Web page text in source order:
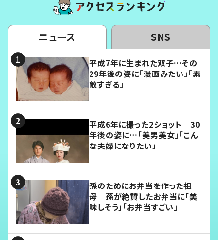
ニュース SNS
平成7年に生まれた双子…その
29年後の姿に「漫画みたい」「素
敵すぎる」
平成6年に撮った2ショット 30
年後の姿に…「美男美女」「こん
な夫婦になりたい」
孫のためにお弁当を作った祖
母 孫が絶賛したお弁当に「美
味しそう」「お弁当すごい」